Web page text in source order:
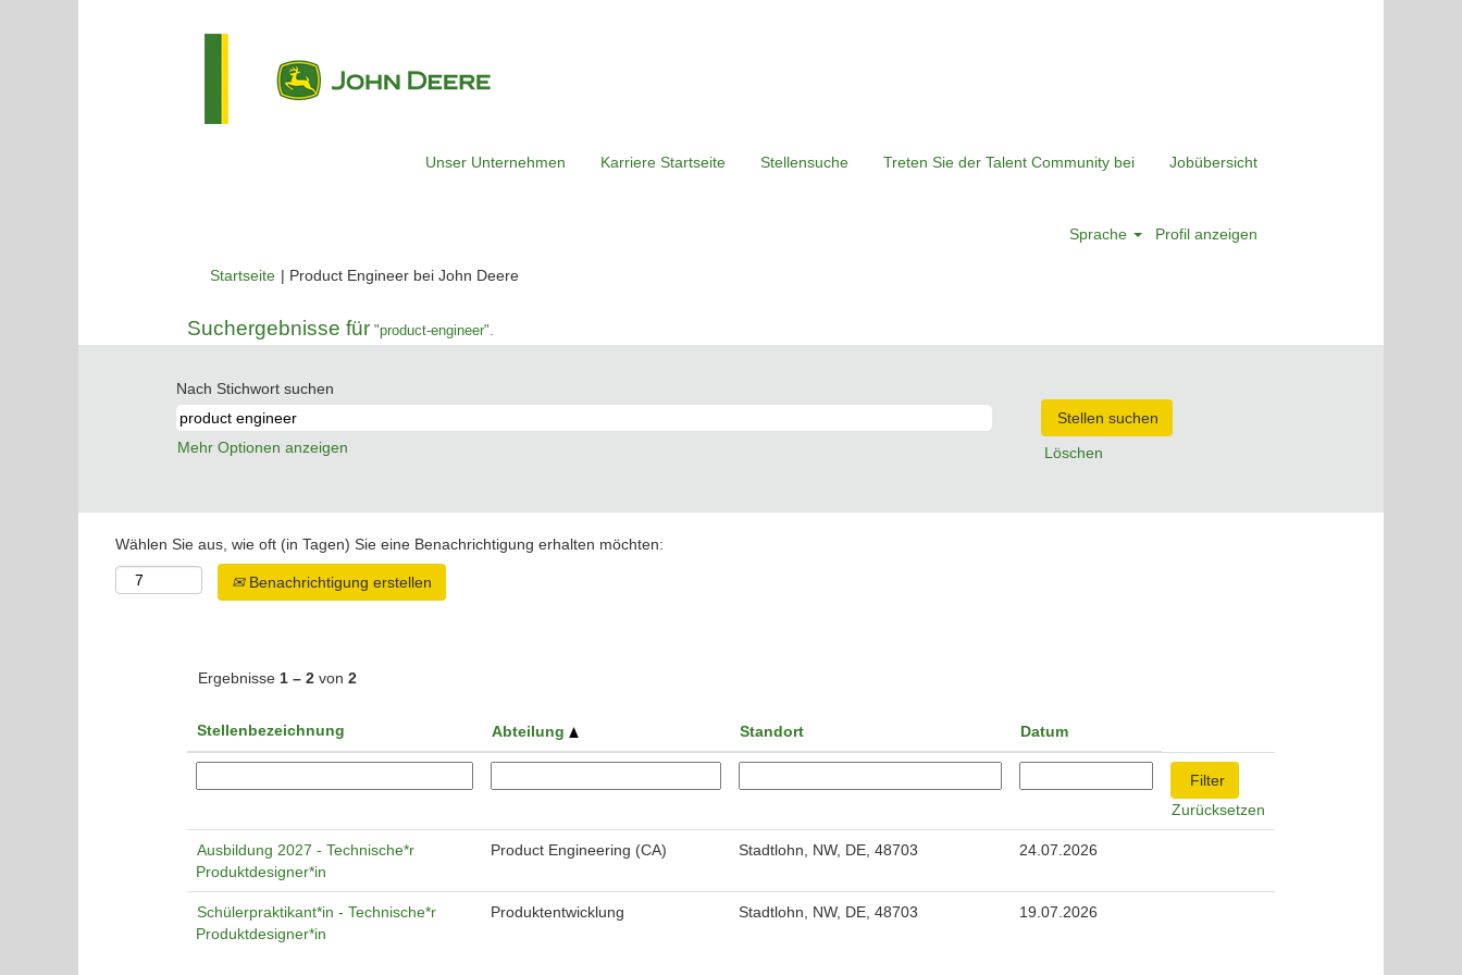
Unser Unternehmen Karriere Startseite Stellensuche Treten Sie der Talent Community bei Jobübersicht
Sprache Profil anzeigen
Startseite | Product Engineer bei John Deere(aktuelle
Suchergebnisse für "product-engineer".
Nach Stichwort suchen
Mehr Optionen anzeigen Löschen
Wählen Sie aus, wie oft (in Tagen) Sie eine Benachrichtigung erhalten möchten:
Benachrichtigung erstellen
Ergebnisse 1 – 2 von 2
Stellenbezeichnung Abteilung Standort Datum
Zurücksetzen
Ausbildung 2027 - Technische*r
Produktdesigner*in
Product Engineering (CA) Stadtlohn, NW, DE, 48703 24.07.2026
Schülerpraktikant*in - Technische*r
Produktdesigner*in
Produktentwicklung Stadtlohn, NW, DE, 48703 19.07.2026